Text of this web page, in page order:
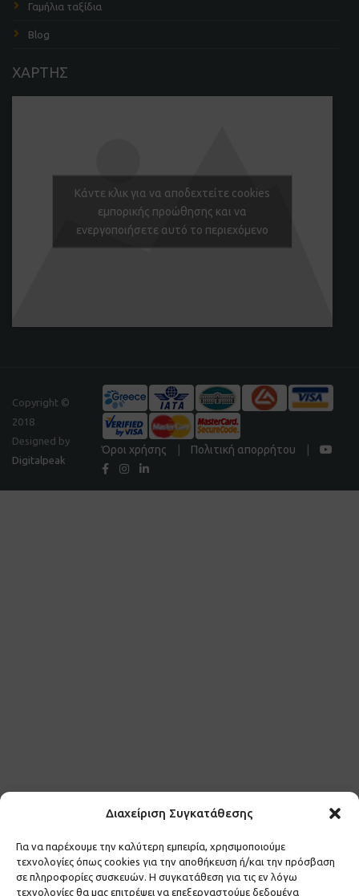
Διαχείριση Συγκατάθεσης
Για να παρέχουμε την καλύτερη εμπειρία, χρησιμοποιούμε
τεχνολογίες όπως cookies για την αποθήκευση ή/και την πρόσβαση
σε πληροφορίες συσκευών. Η συγκατάθεση για τις εν λόγω
τεχνολογίες θα μας επιτρέψει να επεξεργαστούμε δεδομένα
Γαμήλια ταξίδια
Blog
ΧΑΡΤΗΣ
Κάντε κλικ για να αποδεχτείτε cookies
εμπορικής προώθησης και να
ενεργοποιήσετε αυτό το περιεχόμενο
Copyright ©
2018
Designed by
Digitalpeak
Όροι χρήσης Πολιτική απορρήτου
Μάθετε πρώτοι τα νέα και τις προσφορές μας.